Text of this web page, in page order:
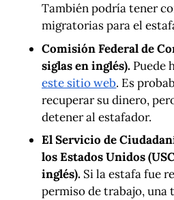
También podría tener
migratorias para el
Comisión Federal de
siglas en inglés). Puede
este sitio web. Es
recuperar su dinero,
detener al estafador.
El Servicio de
los Estados Unidos
inglés). Si la estafa fue
permiso de trabajo, una